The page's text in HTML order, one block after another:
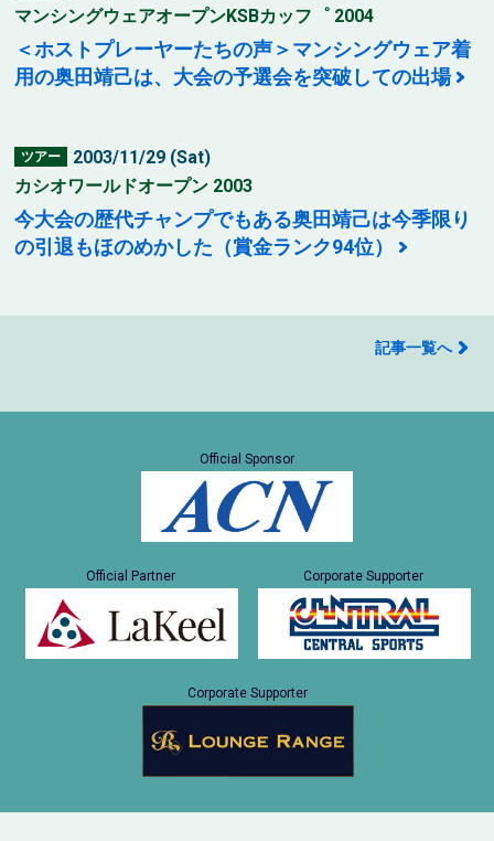
マンシングウェアオープンKSBカッフ゜ 2004
＜ホストプレーヤーたちの声＞マンシングウェア着
用の奥田靖己は、大会の予選会を突破しての出場
ツアー
2003/11/29 (Sat)
カシオワールドオープン 2003
今大会の歴代チャンプでもある奥田靖己は今季限り
の引退もほのめかした（賞金ランク94位）
記事一覧へ
Official Sponsor
Official Partner Corporate Supporter
Corporate Supporter